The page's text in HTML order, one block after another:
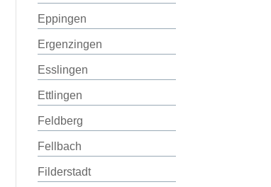
Eppingen
Ergenzingen
Esslingen
Ettlingen
Feldberg
Fellbach
Filderstadt